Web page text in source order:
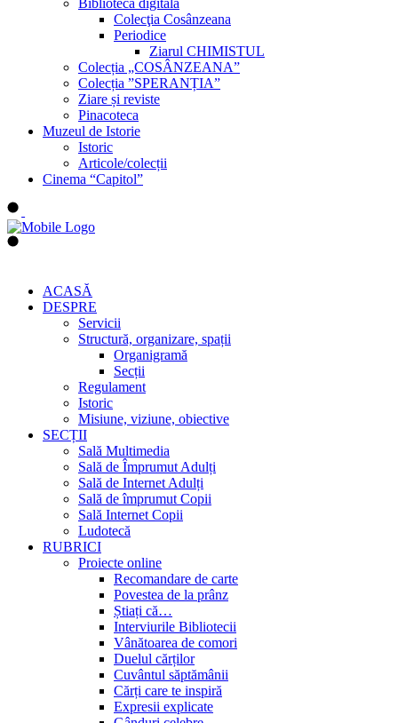
Colecţia Cosânzeana
Periodice
Ziarul CHIMISTUL
Colecția „COSÂNZEANA”
Colecția ”SPERANȚIA”
Ziare și reviste
Pinacoteca
Muzeul de Istorie
Istoric
Articole/colecții
Cinema “Capitol”
ACASĂ
DESPRE
Servicii
Structură, organizare, spații
Organigramă
Secții
Regulament
Istoric
Misiune, viziune, obiective
SECȚII
Sală Multimedia
Sală de Împrumut Adulți
Sală de Internet Adulți
Sală de împrumut Copii
Sală Internet Copii
Ludotecă
RUBRICI
Proiecte online
Recomandare de carte
Povestea de la prânz
Știați că…
Interviurile Bibliotecii
Vânătoarea de comori
Duelul cărților
Cuvântul săptămânii
Cărți care te inspiră
Expresii explicate